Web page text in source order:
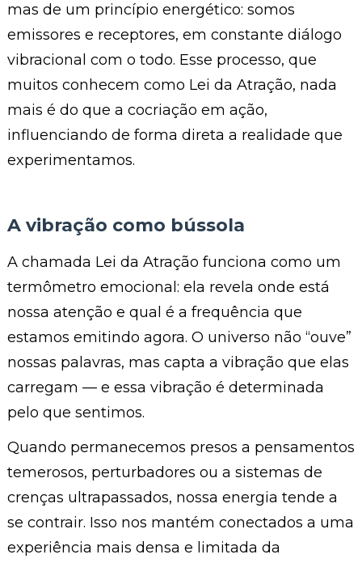
mas de um princípio energético: somos
emissores e receptores, em constante diálogo
vibracional com o todo. Esse processo, que
muitos conhecem como Lei da Atração, nada
mais é do que a cocriação em ação,
influenciando de forma direta a realidade que
experimentamos.
A vibração como bússola
A chamada Lei da Atração funciona como um
termômetro emocional: ela revela onde está
nossa atenção e qual é a frequência que
estamos emitindo agora. O universo não “ouve”
nossas palavras, mas capta a vibração que elas
carregam — e essa vibração é determinada
pelo que sentimos.
Quando permanecemos presos a pensamentos
temerosos, perturbadores ou a sistemas de
crenças ultrapassados, nossa energia tende a
se contrair. Isso nos mantém conectados a uma
experiência mais densa e limitada da